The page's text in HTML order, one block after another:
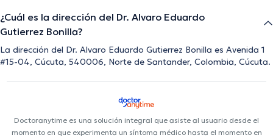
¿Cuál es la dirección del Dr. Alvaro Eduardo
Gutierrez Bonilla?
La dirección del Dr. Alvaro Eduardo Gutierrez Bonilla es Avenida 1
#15-04, Cúcuta, 540006, Norte de Santander, Colombia, Cúcuta.
Doctoranytime es una solución integral que asiste al usuario desde el
momento en que experimenta un síntoma médico hasta el momento en